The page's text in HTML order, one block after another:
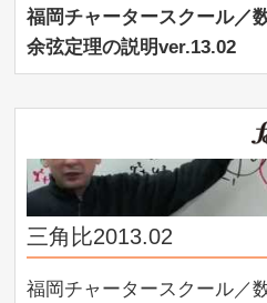
http://youtu.be/BYpZE71QW4w
福岡チャータースクール／数学
「二次関数３限目」13/03/09
http://youtu.be/t4lScaY8hao
福岡チャータースクール／数学
「二次関数５限目」【上】13/
http://youtu.be/27Oo9NtuKz4
福岡チャータースクール／数学
http://youtu.be/47uvvuv78sM
福岡チャータースクール／
余弦定理の説明ver.13.02
三角比2013.02
福岡チャータースクール／